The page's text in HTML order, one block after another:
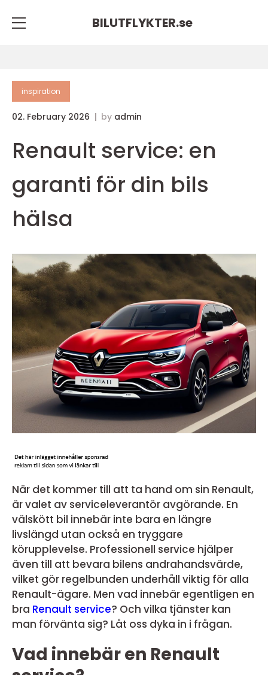
BILUTFLYKTER.se
inspiration
02. February 2026 by admin
Renault service: en
garanti för din bils
hälsa
När det kommer till att ta hand om sin Renault,
är valet av serviceleverantör avgörande. En
välskött bil innebär inte bara en längre
livslängd utan också en tryggare
körupplevelse. Professionell service hjälper
även till att bevara bilens andrahandsvärde,
vilket gör regelbunden underhåll viktig för alla
Renault-ägare. Men vad innebär egentligen en
bra Renault service? Och vilka tjänster kan
man förvänta sig? Låt oss dyka in i frågan.
Vad innebär en Renault